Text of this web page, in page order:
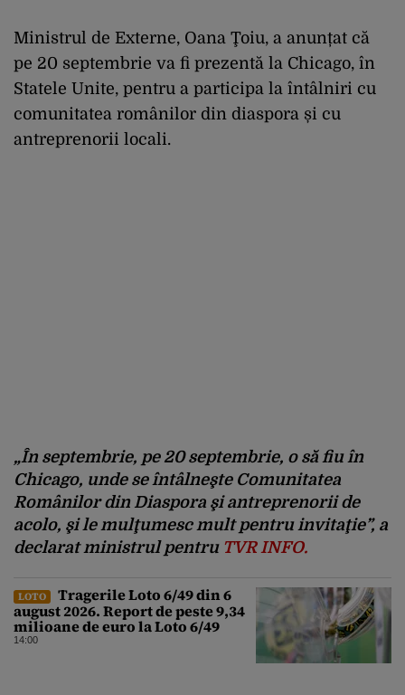
Ministrul de Externe, Oana Ţoiu, a anunțat că
pe 20 septembrie va fi prezentă la Chicago, în
Statele Unite, pentru a participa la întâlniri cu
comunitatea românilor din diaspora și cu
antreprenorii locali.
„În septembrie, pe 20 septembrie, o să fiu în
Chicago, unde se întâlneşte Comunitatea
Românilor din Diaspora şi antreprenorii de
acolo, şi le mulţumesc mult pentru invitaţie”, a
declarat ministrul pentru TVR INFO.
LOTO
Tragerile Loto 6/49 din 6
august 2026. Report de peste 9,34
milioane de euro la Loto 6/49
14:00